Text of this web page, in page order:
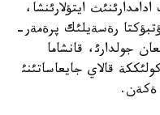
ايتؤلارئنشا،
رةسةيلئك پرةمةر-
جولدارئ، قانشاما
قالاي جايعاساتئنئ
ةكةن.